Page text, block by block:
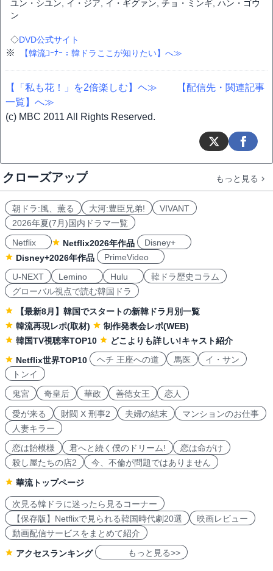
ユン・シユン, イ・ジア, イ・ギグァン, チョ・ミンギ, ハン・ゴウ
ン
◇DVD公式サイト
※ 【韓流ｺｰﾅｰ：韓ドラここが知りたい】へ≫
【「私も花！」を2倍楽しむ】ヘ≫
【配信先・関連記事
一覧】へ≫
(c) MBC 2011 All Rights Reserved.
クローズアップ もっと見る
朝ドラ:風、薫る 大河:豊臣兄弟!
VIVANT
2026年夏(7月)国内ドラマ一覧
Netflix
Netflix2026年作品
Disney+
Disney+2026年作品
PrimeVideo
U-NEXT
Lemino Hulu
韓ドラ歴史コラム
グローバル視点で読む韓国ドラ
【最新8月】韓国でスタートの新韓ドラ月別一覧
韓流再現レポ(取材)
制作発表会レポ(WEB)
韓国TV視聴率TOP10
どこよりも詳しい!キャスト紹介
Netflix世界TOP10
ヘチ 王座への道 馬医
イ・サン
トンイ
鬼宮
奇皇后 華政 善徳女王 恋人
愛が来る 財閥 X 刑事2 夫婦の結末
マンションのお仕事
人妻キラー
恋は飴模様
君へと続く僕のドリーム!
恋は命がけ
殺し屋たちの店2
今、不倫が問題ではありません
華流トップページ
次見る韓ドラに迷ったら見るコーナー
【保存版】Netflixで見られる韓国時代劇20選
映画レビュー
動画配信サービスをまとめて紹介
アクセスランキング もっと見る>>